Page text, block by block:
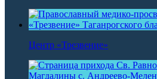
Центр «Трезвение»